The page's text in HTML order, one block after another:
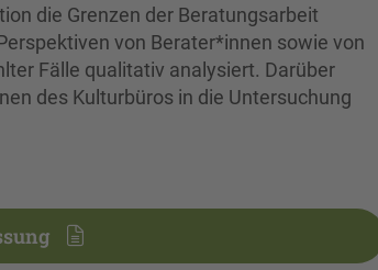
die Grenzen der Beratungsarbeit
von Berater*innen sowie von
Fälle qualitativ analysiert. Darüber
des Kulturbüros in die Untersuchung